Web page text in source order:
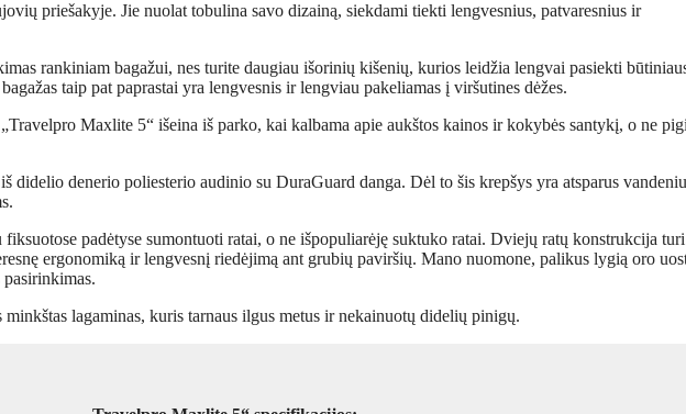
priešakyje. Jie nuolat tobulina savo dizainą, siekdami tiekti lengvesnius, patvaresnius ir
rankiniam bagažui, nes turite daugiau išorinių kišenių, kurios leidžia lengvai pasiekti
taip pat paprastai yra lengvesnis ir lengviau pakeliamas į viršutines dėžes.
Maxlite 5“ išeina iš parko, kai kalbama apie aukštos kainos ir kokybės santykį, o ne
didelio denerio poliesterio audinio su DuraGuard danga. Dėl to šis krepšys yra atsparus
padėtyse sumontuoti ratai, o ne išpopuliarėję suktuko ratai. Dviejų ratų konstrukcija
ergonomiką ir lengvesnį riedėjimą ant grubių paviršių. Mano nuomone, palikus lygią oro
lagaminas, kuris tarnaus ilgus metus ir nekainuotų didelių pinigų.